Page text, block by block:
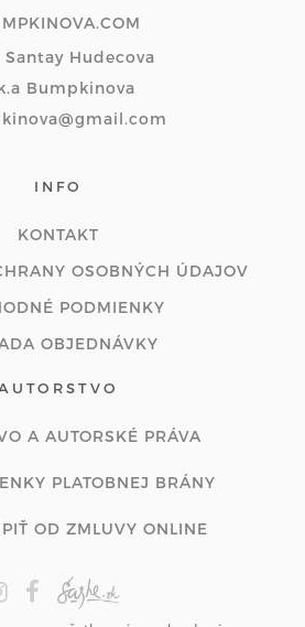
Santay Hudecova
Bumpkinova
INFO
KONTAKT
OSOBNÝCH ÚDAJOV
PODMIENKY
OBJEDNÁVKY
A AUTORSKÉ PRÁVA
PLATOBNEJ BRÁNY
OD ZMLUVY ONLINE